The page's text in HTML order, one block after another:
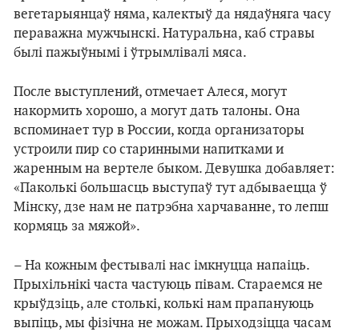
вегетарыянцаў няма, калектыў да нядаўняга часу
пераважна мужчынскі. Натуральна, каб стравы
былі пажыўнымі і ўтрымлівалі мяса.
После выступлений, отмечает Алеся, могут
накормить хорошо, а могут дать талоны. Она
вспоминает тур в России, когда организаторы
устроили пир со старинными напитками и
жаренным на вертеле быком. Девушка добавляет:
«Паколькі большасць выступаў тут адбываецца ў
Мінску, дзе нам не патрэбна харчаванне, то лепш
кормяць за мяжой».
– На кожным фестывалі нас імкнуцца напаіць.
Прыхільнікі часта частуюць півам. Стараемся не
крыўдзіць, але столькі, колькі нам прапануюць
выпіць, мы фізічна не можам. Прыходзіцца часам